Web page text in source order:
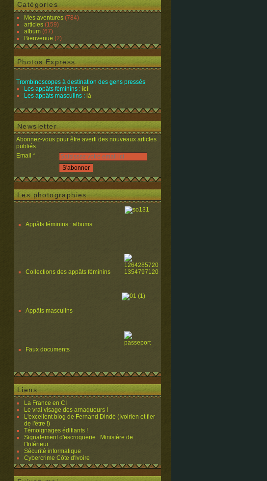
Catégories
Mes aventures (784)
articles (159)
album (67)
Bienvenue (2)
Photos Express
Trombinoscopes à destination des gens pressés
Les appâts féminins : ici
Les appâts masculins : là
Newsletter
Abonnez-vous pour être averti des nouveaux articles
publiés.
Email
Les photographies
Appâts féminins : albums
Collections des appâts féminins
Appâts masculins
Faux documents
Liens
La France en CI
Le vrai visage des arnaqueurs !
L'excellent blog de Fernand Dindé (Ivoirien et fier
de l'être !)
Témoignages édifiants !
Signalement d'escroquerie : Ministère de
l'Intérieur
Sécurité informatique
Cybercrime Côte d'Ivoire